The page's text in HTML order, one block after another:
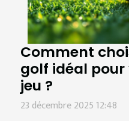
Comment
golf idéal
jeu ?
23 décembre 2025 12:48